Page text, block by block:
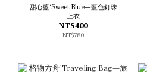
甜心藍‘Sweet Blue—藍色釘珠
上衣
NT$400
NT$780